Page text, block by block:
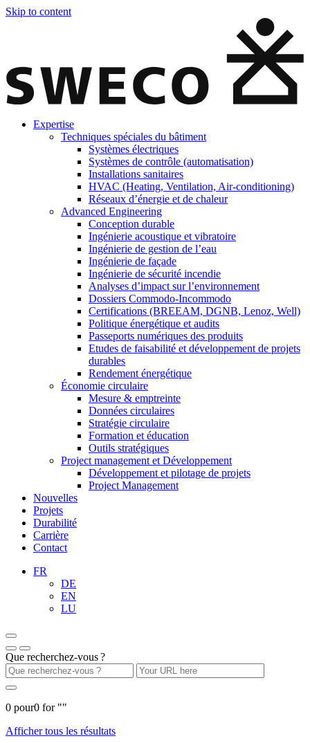
Skip to content
Expertise
Techniques spéciales du bâtiment
Systèmes électriques
Systèmes de contrôle (automatisation)
Installations sanitaires
HVAC (Heating, Ventilation, Air-conditioning)
Réseaux d’énergie et de chaleur
Advanced Engineering
Conception durable
Ingénierie acoustique et vibratoire
Ingénierie de gestion de l’eau
Ingénierie de façade
Ingénierie de sécurité incendie
Analyses d’impact sur l’environnement
Dossiers Commodo-Incommodo
Certifications (BREEAM, DGNB, Lenoz, Well)
Politique énergétique et audits
Passeports numériques des produits
Etudes de faisabilité et développement de projets
durables
Rendement énergétique
Économie circulaire
Mesure & emptreinte
Données circulaires
Stratégie circulaire
Formation et éducation
Outils stratégiques
Project management et Développement
Développement et pilotage de projets
Project Management
Nouvelles
Projets
Durabilité
Carrière
Contact
FR
DE
EN
LU
Que recherchez-vous ?
0 pour0 for ""
Afficher tous les résultats